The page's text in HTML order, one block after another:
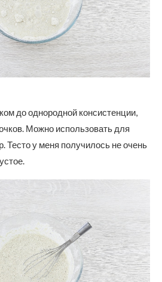
до однородной консистенции,
Можно использовать для
Тесто у меня получилось не очень